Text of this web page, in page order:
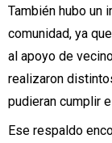
También hubo un
comunidad, ya
al apoyo de
realizaron
pudieran cumplir
Ese respaldo